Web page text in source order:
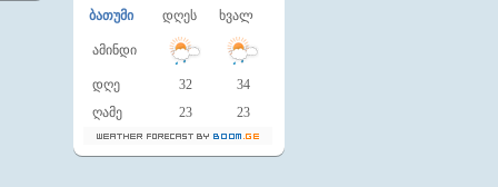
ბათუმი დღეს ხვალ
ამინდი
დღე 32
34
ღამე
23 23